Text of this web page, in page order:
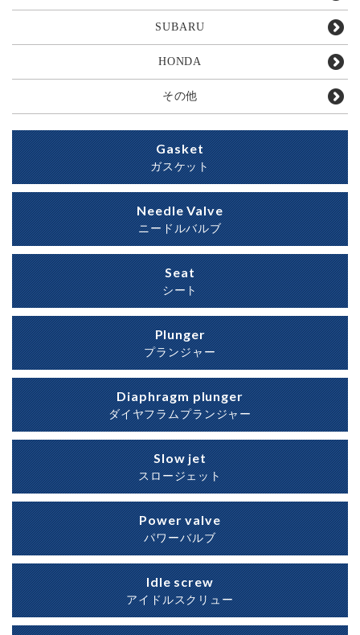
SUBARU
HONDA
その他
Gasket
ガスケット
Needle Valve
ニードルバルブ
Seat
シート
Plunger
プランジャー
Diaphragm plunger
ダイヤフラムプランジャー
Slow jet
スロージェット
Power valve
パワーバルブ
Idle screw
アイドルスクリュー